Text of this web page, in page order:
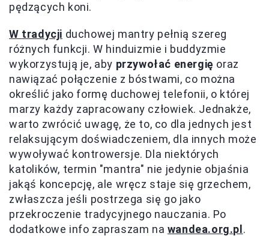
pędzących koni.
W tradycji duchowej mantry pełnią szereg
różnych funkcji. W hinduizmie i buddyzmie
wykorzystują je, aby przywołać energię oraz
nawiązać połączenie z bóstwami, co można
określić jako formę duchowej telefonii, o której
marzy każdy zapracowany człowiek. Jednakże,
warto zwrócić uwagę, że to, co dla jednych jest
relaksującym doświadczeniem, dla innych może
wywoływać kontrowersje. Dla niektórych
katolików, termin "mantra" nie jedynie objaśnia
jakąś koncepcję, ale wręcz staje się grzechem,
zwłaszcza jeśli postrzega się go jako
przekroczenie tradycyjnego nauczania. Po
dodatkowe info zapraszam na wandea.org.pl .